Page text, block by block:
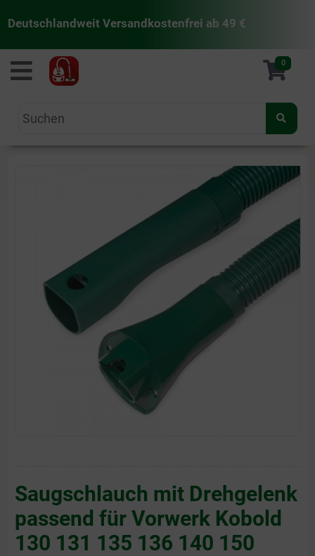
Deutschlandweit Versandkostenfrei ab 49 €
staubsaugermanufaktur 0
Saugschlauch mit Drehgelenk
passend für Vorwerk Kobold
130 131 135 136 140 150